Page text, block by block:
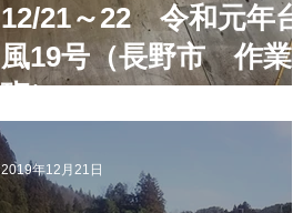
12/21～22 令和元年台
風19号（長野市 作業
班）
2019年12月21日